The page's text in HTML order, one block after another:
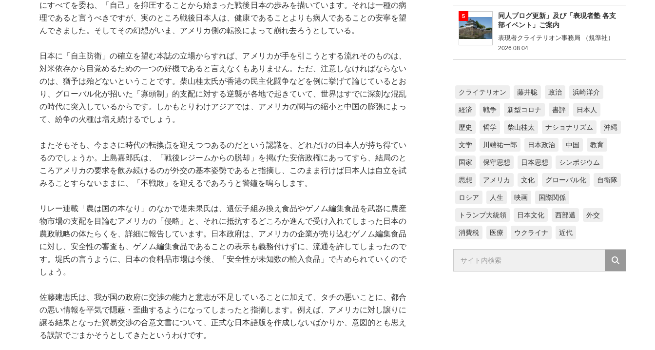
にすべてを委ね、「自己」を抑圧することから始まった戦後日本の歩みを描いています。それは一種の病
理であると言うべきですが、実のところ戦後日本人は、健康であることよりも病人であることの安寧を望
んできました。そしてその幻想がいま、アメリカ側の転換によって崩れ去ろうとしている。
日本に「自主防衛」の確立を望む本誌の立場からすれば、アメリカが手を引こうとする流れそのものは、
対米依存から目覚めるための一つの好機であると言えなくもありません。ただ、注意しなければならない
のは、猶予は殆どないということです。柴山桂太氏が香港の民主化闘争などを例に挙げて論じているとお
り、グローバル化が招いた「寡頭制」的支配に対する逆襲が各地で起きていて、世界はすでに深刻な混乱
の時代に突入しているからです。しかもとりわけアジアでは、アメリカの関与の縮小と中国の膨張によっ
て、紛争の火種は増え続けるでしょう。
またそもそも、今まさに時代の転換点を迎えつつあるのだという認識を、どれだけの日本人が持ち得てい
るのでしょうか。上島嘉郎氏は、「戦後レジームからの脱却」を掲げた安倍政権にあってすら、結局のと
ころアメリカの要求を飲み続けるのが外交の基本姿勢であると指摘し、このまま行けば日本人は自立を試
みることすらないままに、「不戦敗」を迎えるであろうと警鐘を鳴らします。
リレー連載「農は国の本なり」のなかで堤未果氏は、遺伝子組み換え食品やゲノム編集食品を武器に農産
物市場の支配を目論むアメリカの「侵略」と、それに抵抗するどころか進んで受け入れてしまった日本の
農政戦略の体たらくを、詳細に報告しています。日本政府は、アメリカの企業が売り込むゲノム編集食品
に対し、安全性の審査も、ゲノム編集食品であることの表示も義務付けずに、流通を許してしまったので
す。堤氏の言うように、日本の食料品市場は今後、「安全性が未知数の輸入食品」で占められていくので
しょう。
佐藤建志氏は、我が国の政府に交渉の能力と意志が不足していることに加えて、タチの悪いことに、都合
の悪い情報を平気で隠蔽・歪曲するようになってしまったと指摘します。例えば、アメリカに対し譲りに
譲る結果となった貿易交渉の合意文書について、正式な日本語版を作成しないばかりか、意図的とも思え
る誤訳でごまかそうとしてきたというわけです。
同人ブログ更新」及び「表現者塾 各支
部イベント」ご案内
表現者クライテリオン事務局 （規準社）
2026.08.04
クライテリオン 藤井聡 政治 浜崎洋介
経済 戦争 新型コロナ 書評 日本人
歴史 哲学 柴山桂太 ナショナリズム 沖縄
文学 川端祐一郎 日本政治 中国 教育
国家 保守思想 日本思想 シンポジウム
思想 アメリカ 文化 グローバル化 自衛隊
ロシア 人生 映画 国際関係
トランプ大統領 日本文化 西部邁 外交
消費税 医療 ウクライナ 近代